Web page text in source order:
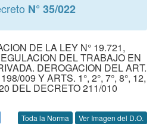
N° 35/022
DE LA LEY N° 19.721,
DEL TRABAJO EN
DEROGACION DEL ART.
009 Y ARTS. 1°, 2°, 7°, 8°, 12,
DEL DECRETO 211/010
Toda la Norma Ver Imagen del D.O.